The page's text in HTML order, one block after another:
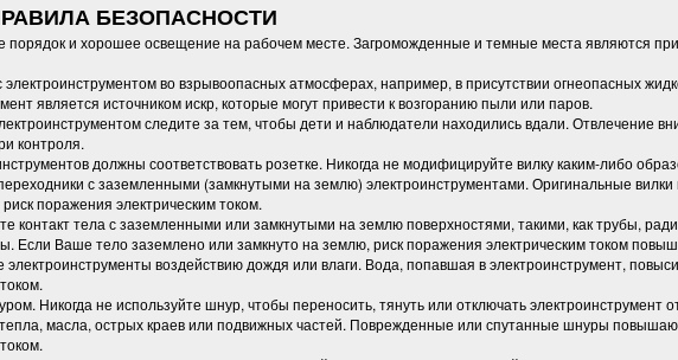
БЕЗОПАСНОСТИ
порядок и хорошее освещение на рабочем месте. Загроможденные и темные места являются
во взрывоопасных атмосферах, например, в присутствии огнеопасных
является источником искр, которые могут привести к возгоранию пыли или паров.
следите за тем, чтобы дети и наблюдатели находились вдали. Отвлечение
контроля.
должны соответствовать розетке. Никогда не модифицируйте вилку каким-либо
с заземленными (замкнутыми на землю) электроинструментами. Оригинальные
поражения электрическим током.
контакт тела с заземленными или замкнутыми на землю поверхностями, такими, как трубы,
Если Ваше тело заземлено или замкнуто на землю, риск поражения электрическим током
электроинструменты воздействию дождя или влаги. Вода, попавшая в электроинструмент,
Никогда не используйте шнур, чтобы переносить, тянуть или отключать электроинструмент
масла, острых краев или подвижных частей. Поврежденные или спутанные шнуры